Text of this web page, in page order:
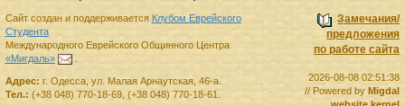
Замечания/
предложения
по работе сайта
2026-08-08 02:51:38
// Powered by Migdal
Сайт создан и поддерживается Клубом Еврейского
Студента
Международного Еврейского Общинного Центра
«Мигдаль»
Адрес: г. Одесса, ул. Малая Арнаутская, 46-а.
Тел.: (+38 048) 770-18-69, (+38 048) 770-18-61